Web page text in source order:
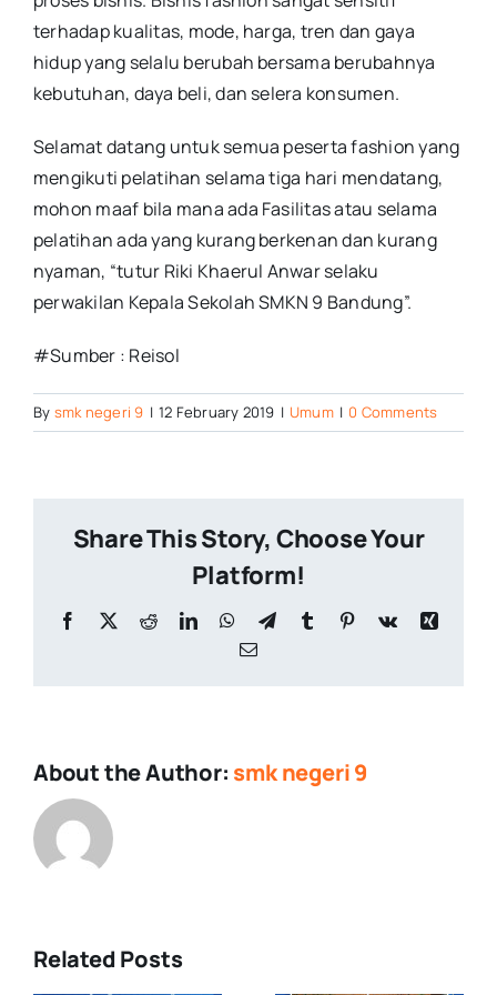
terhadap kualitas, mode, harga, tren dan gaya
hidup yang selalu berubah bersama berubahnya
kebutuhan, daya beli, dan selera konsumen.
Selamat datang untuk semua peserta fashion yang
mengikuti pelatihan selama tiga hari mendatang,
mohon maaf bila mana ada Fasilitas atau selama
pelatihan ada yang kurang berkenan dan kurang
nyaman, “tutur Riki Khaerul Anwar selaku
perwakilan Kepala Sekolah SMKN 9 Bandung”.
#Sumber : Reisol
By smk negeri 9 | 12 February 2019 | Umum | 0 Comments
Share This Story, Choose Your
Platform!
Facebook
X RedditLinkedInWhatsApp
TelegramTumblr Pinterest
Vk
Xing
Email
About the Author: smk negeri 9
Related Posts
Upacara